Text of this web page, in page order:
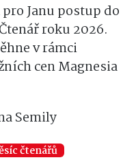
Janu postup do
roku 2026.
v rámci
cen Magnesia
Semily
čtenářů